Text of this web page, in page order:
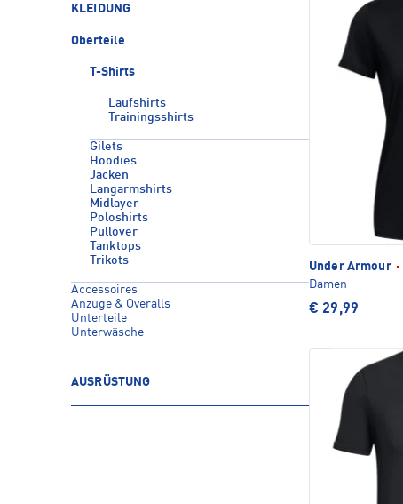
KLEIDUNG
Oberteile
T-Shirts
Laufshirts
Trainingsshirts
Gilets
Hoodies
Jacken
Langarmshirts
Midlayer
Poloshirts
Pullover
Tanktops
Trikots
Accessoires
Anzüge & Overalls
Unterteile
Unterwäsche
AUSRÜSTUNG
Under Armour ·
Damen
€ 29,99